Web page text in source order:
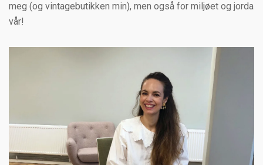
meg (og vintagebutikken min), men også for miljøet og jorda
vår!